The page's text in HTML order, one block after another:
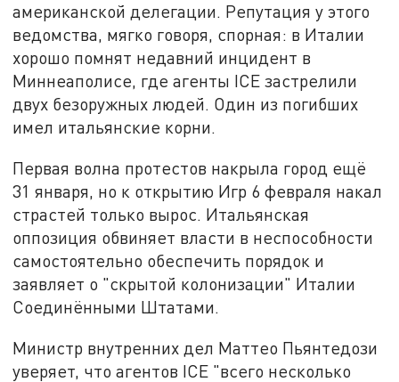
американской делегации. Репутация у этого
ведомства, мягко говоря, спорная: в Италии
хорошо помнят недавний инцидент в
Миннеаполисе, где агенты ICE застрелили
двух безоружных людей. Один из погибших
имел итальянские корни.
Первая волна протестов накрыла город ещё
31 января, но к открытию Игр 6 февраля накал
страстей только вырос. Итальянская
оппозиция обвиняет власти в неспособности
самостоятельно обеспечить порядок и
заявляет о "скрытой колонизации" Италии
Соединёнными Штатами.
Министр внутренних дел Маттео Пьянтедози
уверяет, что агентов ICE "всего несколько